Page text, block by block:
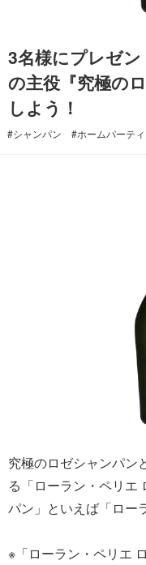
3名様にプレゼ
の主役『究極の
しよう！
#シャンパン #ホームパーテ
究極のロゼシャンパン
る「ローラン・ペリエ
パン」といえば「ロー
※「ローラン・ペリエ